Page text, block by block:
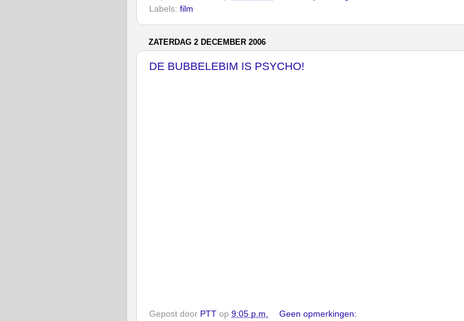
Labels: film
ZATERDAG 2 DECEMBER 2006
DE BUBBELEBIM IS PSYCHO!
Gepost door PTT op 9:05 p.m.
Geen opmerkingen: